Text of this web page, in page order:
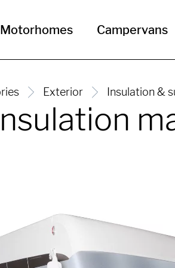
Motorhomes Campervans
Exterior Insulation &